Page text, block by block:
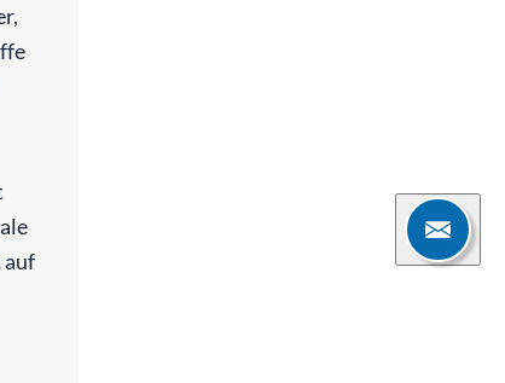
auf